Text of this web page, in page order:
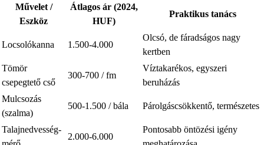
Művelet /
Eszköz
Átlagos ár (2024,
HUF)
Praktikus tanács
Locsolókanna 1.500-4.000
Olcsó, de fáradságos nagy
kertben
Tömör
csepegtető cső
300-700 / fm
Víztakarékos, egyszeri
beruházás
Mulcsozás
(szalma)
500-1.500 / bála Párolgáscsökkentő, természetes
Talajnedvesség-
2.000-6.000
Pontosabb öntözési igény